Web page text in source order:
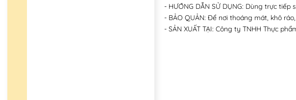
- HƯỚNG DẪN SỬ DỤNG: Dùng trực
- BẢO QUẢN: Để nơi thoáng mát, khô
- SẢN XUẤT TẠI: Công ty TNHH Thực